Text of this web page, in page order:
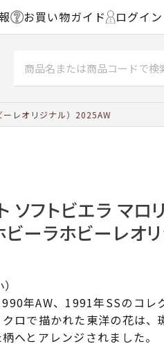
お買い物ガイド ログイ
レオリジナル）2025AW
ソフトビエラ マロ
ーラホビーレオリ
年AW、1991年SSのコレ
ロで描かれた東洋の花は、
へとアレンジされました。